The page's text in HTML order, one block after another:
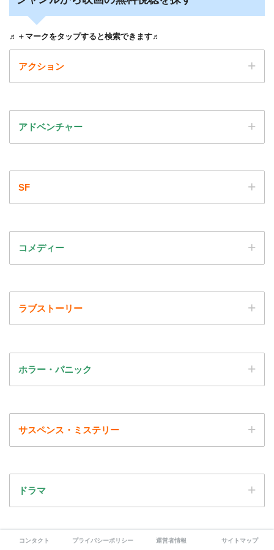
♬＋マークをタップすると検索できます♬
アクション
アドベンチャー
SF
コメディー
ラブストーリー
ホラー・パニック
サスペンス・ミステリー
ドラマ
コンタクト プライバシーポリシー 運営者情報 サイトマップ